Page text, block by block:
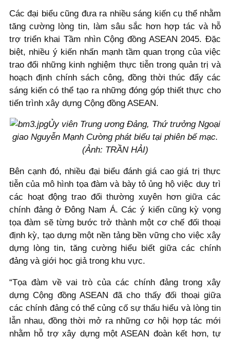
Các đại biểu cũng đưa ra nhiều sáng kiến cụ thể nhằm
tăng cường lòng tin, làm sâu sắc hơn hợp tác và hỗ
trợ triển khai Tầm nhìn Cộng đồng ASEAN 2045. Đặc
biệt, nhiều ý kiến nhấn mạnh tầm quan trọng của việc
trao đổi những kinh nghiệm thực tiễn trong quản trị và
hoạch định chính sách công, đồng thời thúc đẩy các
sáng kiến có thể tạo ra những đóng góp thiết thực cho
tiến trình xây dựng Cộng đồng ASEAN.
Ủy viên Trung ương Đảng, Thứ trưởng Ngoại
giao Nguyễn Mạnh Cường phát biểu tại phiên bế mạc.
(Ảnh: TRẦN HẢI)
Bên cạnh đó, nhiều đại biểu đánh giá cao giá trị thực
tiễn của mô hình tọa đàm và bày tỏ ủng hộ việc duy trì
các hoạt động trao đổi thường xuyên hơn giữa các
chính đảng ở Đông Nam Á. Các ý kiến cũng kỳ vọng
tọa đàm sẽ từng bước trở thành một cơ chế đối thoại
định kỳ, tạo dựng một nền tảng bền vững cho việc xây
dựng lòng tin, tăng cường hiểu biết giữa các chính
đảng và giới học giả trong khu vực.
“Tọa đàm về vai trò của các chính đảng trong xây
dựng Cộng đồng ASEAN đã cho thấy đối thoại giữa
các chính đảng có thể củng cố sự thấu hiểu và lòng tin
lẫn nhau, đồng thời mở ra những cơ hội hợp tác mới
nhằm hỗ trợ xây dựng một ASEAN đoàn kết hơn, tự